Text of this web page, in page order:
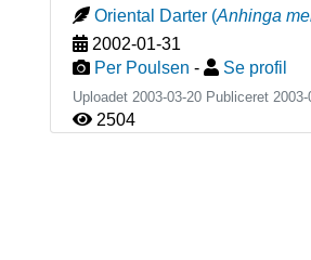
Oriental Darter (Anhinga
2002-01-31
Per Poulsen - Se profil
Uploadet 2003-03-20 Publiceret
2504